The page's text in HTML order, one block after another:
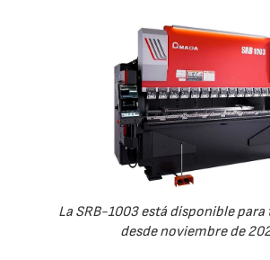
La SRB-1003 está disponible
desde noviembre de